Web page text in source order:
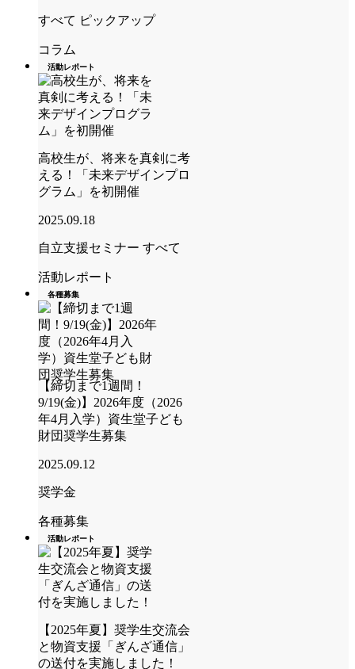
すべて ピックアップ
コラム
活動レポート
高校生が、将来を真剣に考
える！「未来デザインプロ
グラム」を初開催
2025.09.18
自立支援セミナー すべて
活動レポート
各種募集
【締切まで1週間！
9/19(金)】2026年度（2026
年4月入学）資生堂子ども
財団奨学生募集
2025.09.12
奨学金
各種募集
活動レポート
【2025年夏】奨学生交流会
と物資支援「ぎんざ通信」
の送付を実施しました！